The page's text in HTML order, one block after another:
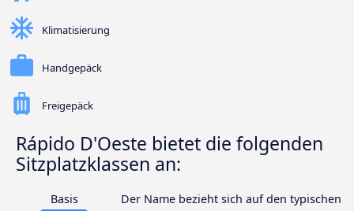
Klimatisierung
Handgepäck
Freigepäck
Rápido D'Oeste bietet die folgenden
Sitzplatzklassen an:
Basis
Der Name bezieht sich auf den typischen